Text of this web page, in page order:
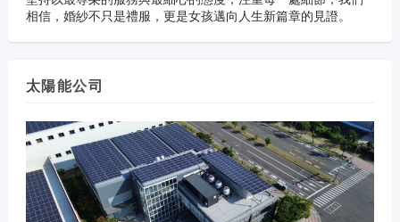
相信，婚紗不只是禮服，更是女孩邁向人生新篇章的見證。
太陽能公司